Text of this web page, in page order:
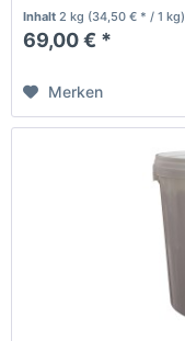
Inhalt2 kg (34,50 € * / 1 kg)
69,00 € *
Merken